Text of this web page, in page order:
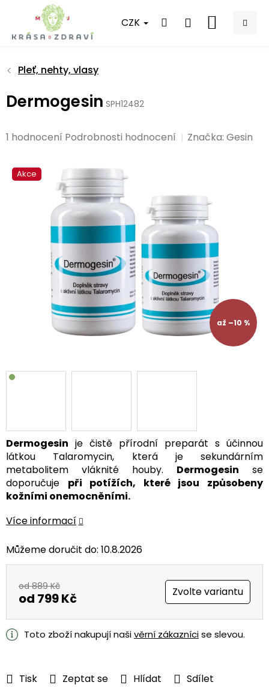
obsah
CZK
NÁKUPNÍ
Pleť, nehty, vlasy
Dermogesin SPH12482
Průměrné
je
hvězdiček.
1 hodnocení Podrobnosti hodnocení Značka:Gesin
až –10 %
Akce
Dermogesin je čistě přírodní preparát s účinnou
látkou Talaromycin, která je sekundárním
metabolitem vláknité houby. Dermogesin se
doporučuje při potížích, které jsou způsobeny
kožními onemocněními.
Více informací
Tisk Zeptat se Hlídat Sdílet
Můžeme doručit do: 10.8.2026
od 889 Kč
od 799 Kč
cena:
Zvolte variantu
Toto zboží nakupují našivěrní zákaznícise slevou.